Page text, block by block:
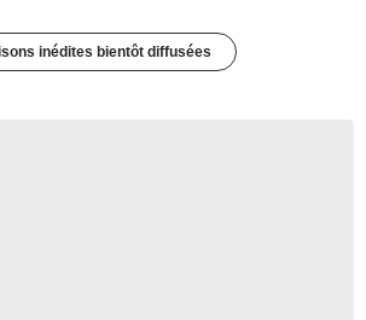
inédites bientôt diffusées